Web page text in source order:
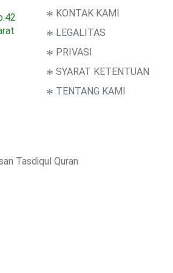
* KONTAK KAMI
* LEGALITAS
* PRIVASI
* SYARAT KETENTUAN
* TENTANG KAMI
Tasdiqul Quran